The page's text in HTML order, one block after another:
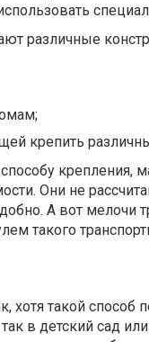
различные
крепить
крепления,
Они не
А вот мелочи
такого
хотя такой
в детский сад